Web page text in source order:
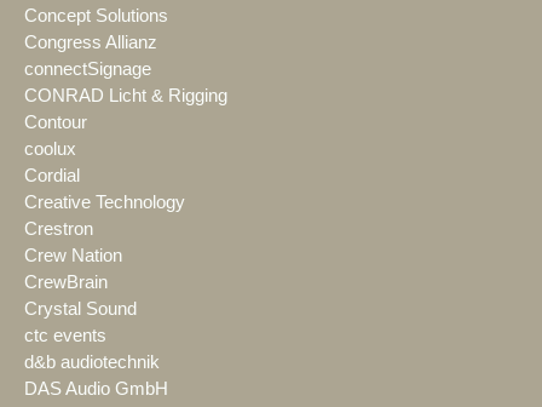
Concept Solutions
Congress Allianz
connectSignage
CONRAD Licht & Rigging
Contour
coolux
Cordial
Creative Technology
Crestron
Crew Nation
CrewBrain
Crystal Sound
ctc events
d&b audiotechnik
DAS Audio GmbH